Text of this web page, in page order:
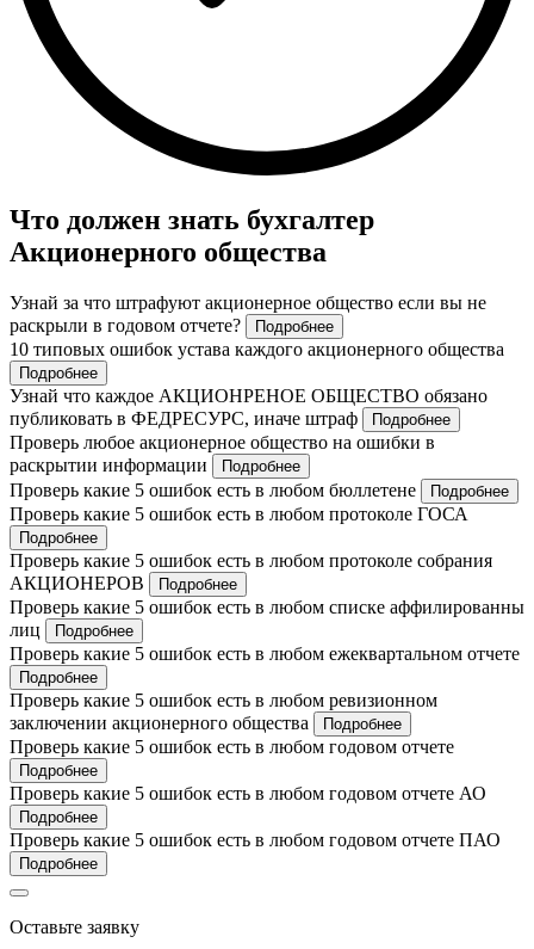
Что должен знать бухгалтер
Акционерного общества
Узнай за что штрафуют акционерное общество если вы не
раскрыли в годовом отчете?
Подробнее
10 типовых ошибок устава каждого акционерного общества
Подробнее
Узнай что каждое АКЦИОНРЕНОЕ ОБЩЕСТВО обязано
публиковать в ФЕДРЕСУРС, иначе штраф
Подробнее
Проверь любое акционерное общество на ошибки в
раскрытии информации
Подробнее
Проверь какие 5 ошибок есть в любом бюллетене Подробнее
Проверь какие 5 ошибок есть в любом протоколе ГОСА
Подробнее
Проверь какие 5 ошибок есть в любом протоколе собрания
АКЦИОНЕРОВ
Подробнее
Проверь какие 5 ошибок есть в любом списке аффилированны
лиц
Подробнее
Проверь какие 5 ошибок есть в любом ежеквартальном отчете
Подробнее
Проверь какие 5 ошибок есть в любом ревизионном
заключении акционерного общества
Подробнее
Проверь какие 5 ошибок есть в любом годовом отчете
Подробнее
Проверь какие 5 ошибок есть в любом годовом отчете АО
Подробнее
Проверь какие 5 ошибок есть в любом годовом отчете ПАО
Подробнее
Оставьте заявку